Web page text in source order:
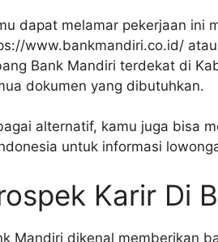
dapat melamar pekerjaan ini
www.bankmandiri.co.id/
Bank Mandiri terdekat di
dokumen yang dibutuhkan.
alternatif, kamu juga bisa
untuk informasi
Karir Di
Mandiri dikenal memberikan